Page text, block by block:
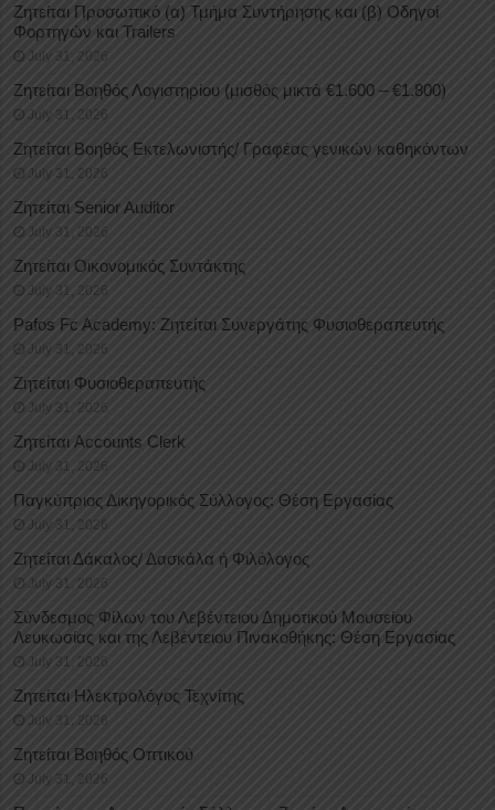
Ζητείται Προσωπικό (α) Τμήμα Συντήρησης και (β) Οδηγοί
Φορτηγών και Trailers
July 31, 2026
Ζητείται Βοηθός Λογιστηρίου (μισθός μικτά €1.600 – €1.800)
July 31, 2026
Ζητείται Βοηθός Εκτελωνιστής/ Γραφέας γενικών καθηκόντων
July 31, 2026
Ζητείται Senior Auditor
July 31, 2026
Ζητείται Οικονομικός Συντάκτης
July 31, 2026
Pafos Fc Academy: Ζητείται Συνεργάτης Φυσιοθεραπευτής
July 31, 2026
Ζητείται Φυσιοθεραπευτής
July 31, 2026
Ζητείται Accounts Clerk
July 31, 2026
Παγκύπριος Δικηγορικός Σύλλογος: Θέση Εργασίας
July 31, 2026
Ζητείται Δάκαλος/ Δασκάλα ή Φιλόλογος
July 31, 2026
Σύνδεσμος Φίλων του Λεβέντειου Δημοτικού Μουσείου
Λευκωσίας και της Λεβέντειου Πινακοθήκης: Θέση Εργασίας
July 31, 2026
Ζητείται Ηλεκτρολόγος Τεχνίτης
July 31, 2026
Ζητείται Βοηθός Οπτικού
July 31, 2026